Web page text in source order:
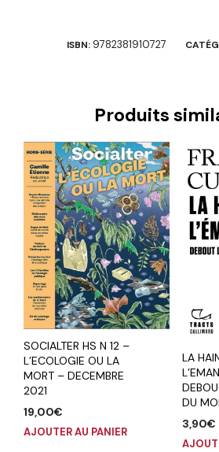
ISBN: 9782381910727
Produits
SOCIALTER HS N 12 –
L’ECOLOGIE OU LA
MORT – DECEMBRE
2021
19,00€
AJOUTER AU PANIER
LA
DU
3,90€